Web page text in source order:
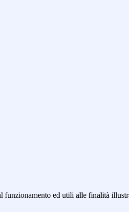
funzionamento ed utili alle finalità